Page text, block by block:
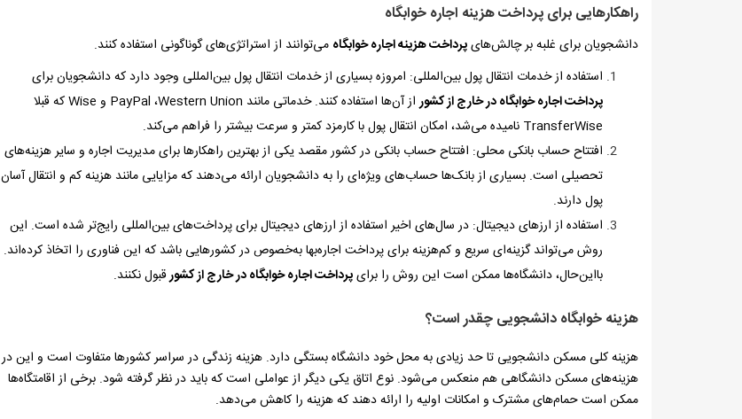
راهکارهایی برای پرداخت هزینه اجاره خوابگاه
دانشجویان برای غلبه بر چالش‌هایپرداخت هزینه اجاره خوابگاه می‌توانند از استراتژی‌های گوناگونی استفاده کنند.
استفاده از خدمات انتقال پول بین‌المللی:‌ امروزه بسیاری از خدمات انتقال پول بین‌المللی وجود دارد که دانشجویان برای
پرداخت اجاره خوابگاه در خارج از کشور از آن‌ها استفاده کنند. خدماتی مانند Western Union، PayPal و Wiseکه قبلا
TransferWise نامیده می‌شد، امکان انتقال پول با کارمزد کمتر و سرعت بیشتر را فراهم می‌کند.
افتتاح حساب بانکی محلی: افتتاح حساب بانکی در کشور مقصد یکی از بهترین راهکارها برای مدیریت اجاره و سایر هزینه‌های
تحصیلی است. بسیاری از بانک‌ها حساب‌های ویژه‌ای را به دانشجویان ارائه می‌دهند که مزایایی مانند هزینه کم و انتقال آسان
پول دارند.
استفاده از ارزهای دیجیتال: در سال‌های اخیر استفاده از ارزهای دیجیتال برای پرداخت‌های بین‌المللی رایج‌تر شده است. این
روش می‌تواند گزینه‌ای سریع و کم‌هزینه برای پرداخت اجاره‌بها به‌خصوص در کشورهایی باشد که این فناوری را اتخاذ کرده‌اند.
بااین‌حال، دانشگاه‌ها ممکن است این روش را برایپرداخت اجاره خوابگاه در خارج از کشورقبول نکنند.
هزینه خوابگاه دانشجویی چقدر است؟
هزینه کلی مسکن دانشجویی تا حد زیادی به محل خود دانشگاه بستگی دارد. هزینه زندگی در سراسر کشورها متفاوت است و این در
هزینه‌های مسکن دانشگاهی هم منعکس می‌شود. نوع اتاق یکی دیگر از عواملی است که باید در نظر گرفته شود. برخی از اقامتگاه‌ها
ممکن است حمام‌های مشترک و امکانات اولیه را ارائه دهند که هزینه را کاهش می‌دهد.